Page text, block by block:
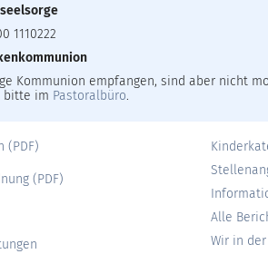
1110222
Kommunion empfangen, sind aber nicht
bitte im Pastoralbüro.
(PDF)
(PDF)
Alle
Wir in